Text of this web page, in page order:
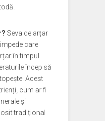
Seva de arțar
care
în timpul
încep să
Acest
cum ar fi
și
tradițional